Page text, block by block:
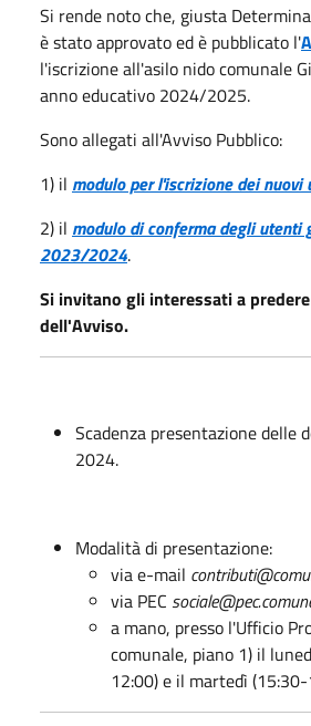
Si rende noto che, giusta
è stato approvato ed è pubblicato l'
l'iscrizione all'asilo nido comunale
anno educativo 2024/2025.
Sono allegati all'Avviso Pubblico:
1) il modulo per l'iscrizione dei nuovi
2) il modulo di conferma degli utenti
2023/2024.
Si invitano gli interessati a
dell'Avviso.
Scadenza presentazione delle
2024.
Modalità di presentazione:
via e-mail
via PEC
a mano, presso l'Ufficio
comunale, piano 1) il
12:00) e il martedì